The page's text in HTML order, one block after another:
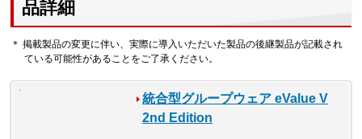
品詳細
＊ 掲載製品の変更に伴い、実際に導入いただいた製品の後継製品が記載され
ている可能性があることをご了承ください。
統合型グループウェア eValue V
2nd Edition